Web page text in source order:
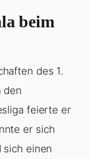
beim
des 1.
den
feierte er
er sich
einen